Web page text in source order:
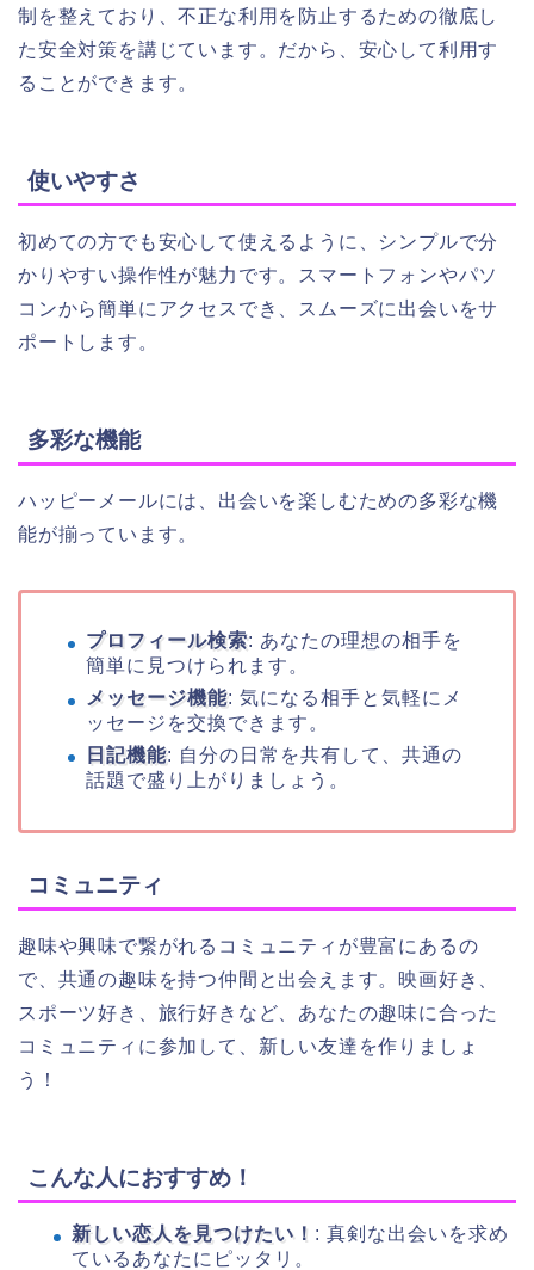
制を整えており、不正な利用を防止するための徹底し
た安全対策を講じています。だから、安心して利用す
ることができます。
使いやすさ
初めての方でも安心して使えるように、シンプルで分
かりやすい操作性が魅力です。スマートフォンやパソ
コンから簡単にアクセスでき、スムーズに出会いをサ
ポートします。
多彩な機能
ハッピーメールには、出会いを楽しむための多彩な機
能が揃っています。
プロフィール検索: あなたの理想の相手を
簡単に見つけられます。
メッセージ機能: 気になる相手と気軽にメ
ッセージを交換できます。
日記機能: 自分の日常を共有して、共通の
話題で盛り上がりましょう。
コミュニティ
趣味や興味で繋がれるコミュニティが豊富にあるの
で、共通の趣味を持つ仲間と出会えます。映画好き、
スポーツ好き、旅行好きなど、あなたの趣味に合った
コミュニティに参加して、新しい友達を作りましょ
う！
こんな人におすすめ！
新しい恋人を見つけたい！ : 真剣な出会いを求め
ているあなたにピッタリ。